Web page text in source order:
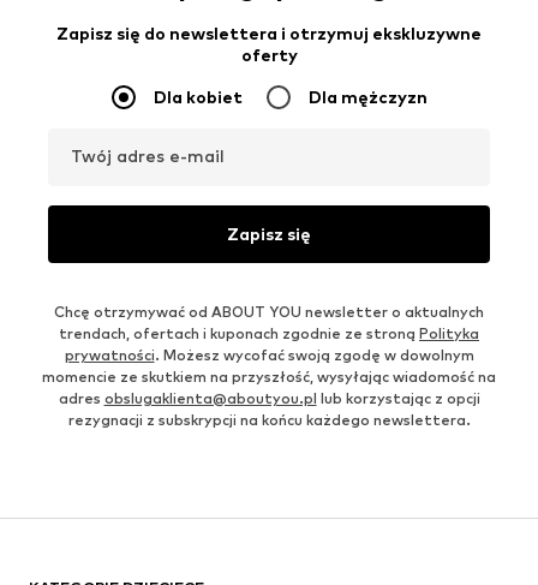
Zapisz się do newslettera i otrzymuj ekskluzywne
oferty
Dla kobiet Dla mężczyzn
Twój adres e-mail
Zapisz się
Chcę otrzymywać od ABOUT YOU newsletter o aktualnych
trendach, ofertach i kuponach zgodnie ze stroną Polityka
prywatności. Możesz wycofać swoją zgodę w dowolnym
momencie ze skutkiem na przyszłość, wysyłając wiadomość na
adres obslugaklienta@aboutyou.pl lub korzystając z opcji
rezygnacji z subskrypcji na końcu każdego newslettera.